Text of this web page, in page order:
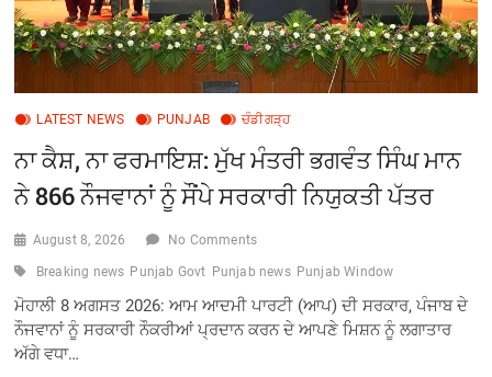
LATEST NEWS PUNJAB ਚੰਡੀਗੜ੍ਹ
ਨਾ ਕੈਸ਼, ਨਾ ਫਰਮਾਇਸ਼: ਮੁੱਖ ਮੰਤਰੀ ਭਗਵੰਤ ਸਿੰਘ ਮਾਨ
ਨੇ 866 ਨੌਜਵਾਨਾਂ ਨੂੰ ਸੌਂਪੇ ਸਰਕਾਰੀ ਨਿਯੁਕਤੀ ਪੱਤਰ
August 8, 2026 No Comments
Breaking news Punjab Govt Punjab news Punjab Window
ਮੋਹਾਲੀ 8 ਅਗਸਤ 2026: ਆਮ ਆਦਮੀ ਪਾਰਟੀ (ਆਪ) ਦੀ ਸਰਕਾਰ, ਪੰਜਾਬ ਦੇ
ਨੌਜਵਾਨਾਂ ਨੂੰ ਸਰਕਾਰੀ ਨੌਕਰੀਆਂ ਪ੍ਰਦਾਨ ਕਰਨ ਦੇ ਆਪਣੇ ਮਿਸ਼ਨ ਨੂੰ ਲਗਾਤਾਰ
ਅੱਗੇ ਵਧਾ…